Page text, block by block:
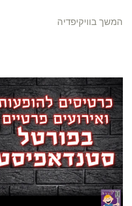
המשך בוויקיפדיה